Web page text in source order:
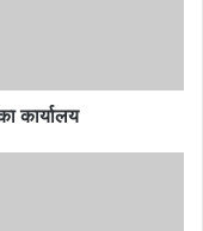
कार्यालय